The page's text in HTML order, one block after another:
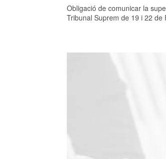
Obligació de comunicar la
Tribunal Suprem de 19 i 22